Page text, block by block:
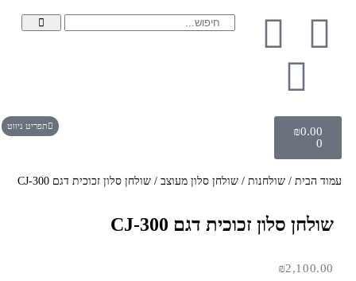
₪0.00
תפריט ניווט
עמוד הבית/ שולחנות/ שולחן סלון מעוצב/ שולחן סלון זכוכית דגם CJ-300
שולחן סלון זכוכית דגם CJ-300
₪2,100.00